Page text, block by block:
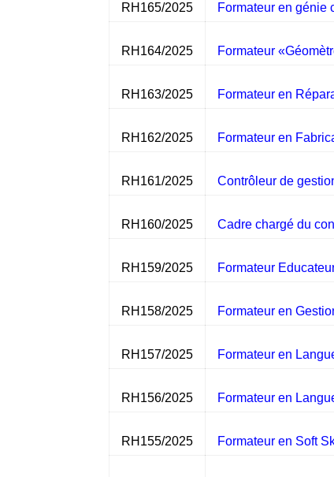
RH165/2025 Formateur en génie
RH164/2025 Formateur
RH163/2025 Formateur en
RH162/2025 Formateur en
RH161/2025 Contrôleur de
RH160/2025 Cadre chargé du
RH159/2025 Formateur
RH158/2025 Formateur en
RH157/2025 Formateur en
RH156/2025 Formateur en
RH155/2025 Formateur en Soft